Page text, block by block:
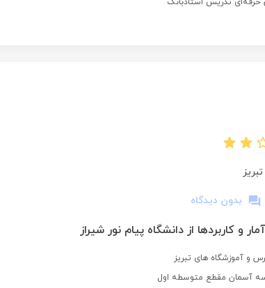
تبریز
بدون دیدگاه
و کاربردها از دانشگاه پیام نور شیراز
آسمان مقطع متوسطه اول